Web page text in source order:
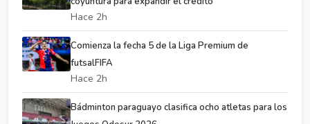
Hace 2h
Comienza la fecha 5 de la Liga Premium de
futsalFIFA
Hace 2h
Bádminton paraguayo clasifica ocho atletas para los